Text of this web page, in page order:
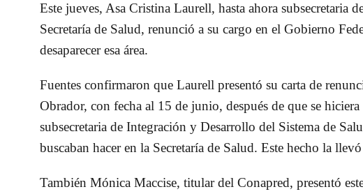
Este jueves, Asa Cristina Laurell, hasta ahora subsecretaria
Secretaría de Salud, renunció a su cargo en el Gobierno
desaparecer esa área.
Fuentes confirmaron que Laurell presentó su carta de
Obrador, con fecha al 15 de junio, después de que se
subsecretaria de Integración y Desarrollo del Sistema de
buscaban hacer en la Secretaría de Salud. Este hecho la
También Mónica Maccise, titular del Conapred, presentó